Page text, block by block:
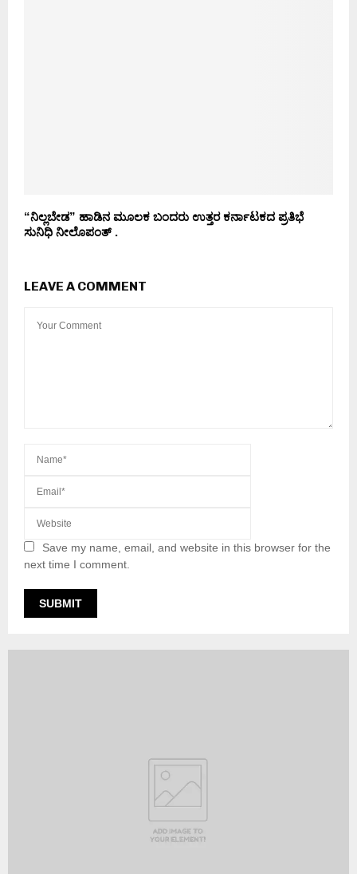
“ನಿಲ್ಲಬೇಡ” ಹಾಡಿನ ಮೂಲಕ ಬಂದರು ಉತ್ತರ ಕರ್ನಾಟಕದ ಪ್ರತಿಭೆ
ಸುನಿಧಿ ನೀಲೊಪಂತ್ .
LEAVE A COMMENT
Save my name, email, and website in this browser for the
next time I comment.